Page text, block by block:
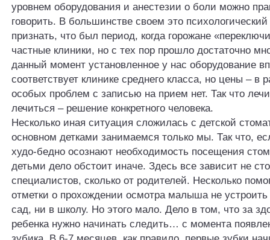
уровнем оборудования и анестезии о боли можно
говорить. В большинстве своем это
признать, что был период, когда горожане
частные клиники, но с тех пор прошло достаточно
данный момент установленное у нас оборудование
соответствует клинике среднего класса, но цены – в
особых проблем с записью на прием нет. Так что
лечиться – решение конкретного человека.
Несколько иная ситуация сложилась с детской
основном детками занимаемся только мы. Так что,
худо-бедно осознают необходимость посещения
детьми дело обстоит иначе. Здесь все зависит не
специалистов, сколько от родителей. Несколько
отметки о прохождении осмотра малыша не устроить
сад, ни в школу. Но этого мало. Дело в том, что за
ребенка нужно начинать следить… с момента